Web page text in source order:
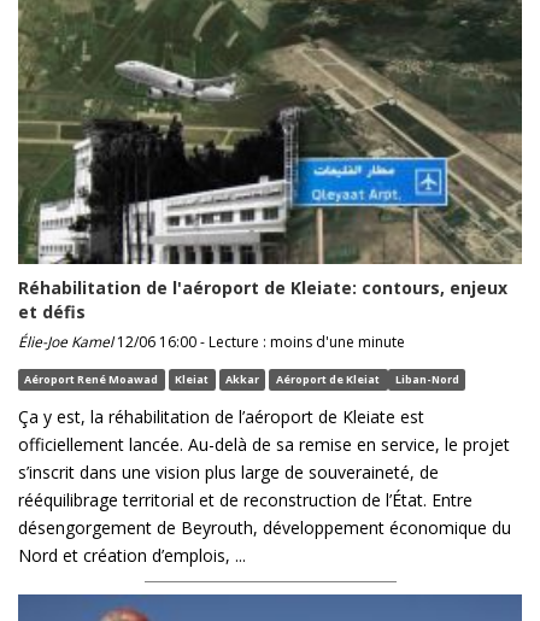
Réhabilitation de l'aéroport de Kleiate: contours, enjeux
et défis
Élie-Joe Kamel12/06 16:00 - Lecture : moins d'une minute
Aéroport René Moawad Kleiat Akkar Aéroport de Kleiat Liban-Nord
Ça y est, la réhabilitation de l’aéroport de Kleiate est
officiellement lancée. Au-delà de sa remise en service, le projet
s’inscrit dans une vision plus large de souveraineté, de
rééquilibrage territorial et de reconstruction de l’État. Entre
désengorgement de Beyrouth, développement économique du
Nord et création d’emplois, ...